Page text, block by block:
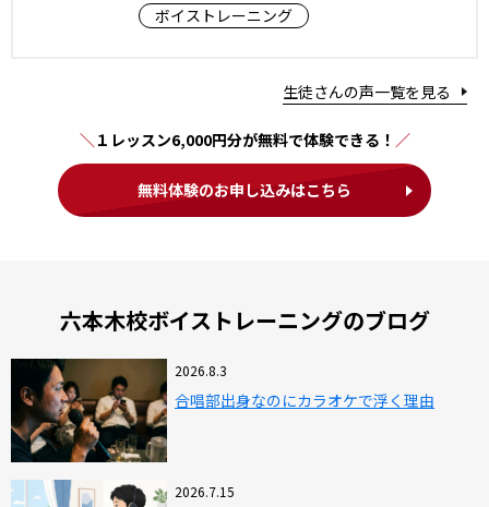
ボイストレーニング
生徒さんの声一覧を見る
１レッスン6,000円分が無料で体験できる！
無料体験のお申し込みはこちら
六本木校ボイストレーニングのブログ
2026.8.3
合唱部出身なのにカラオケで浮く理由
2026.7.15